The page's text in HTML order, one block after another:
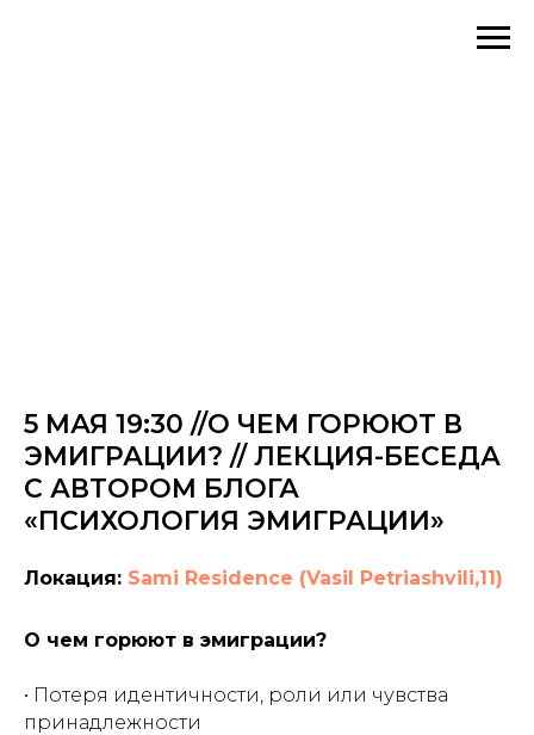
5 МАЯ 19:30 //О ЧЕМ ГОРЮЮТ В
ЭМИГРАЦИИ? // ЛЕКЦИЯ-БЕСЕДА
С АВТОРОМ БЛОГА
«ПСИХОЛОГИЯ ЭМИГРАЦИИ»
Локация: Sami Residence (Vasil Petriashvili,11)
О чем горюют в эмиграции?
• Потеря идентичности, роли или чувства
принадлежности